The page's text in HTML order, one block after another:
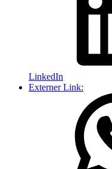
LinkedIn
Externer Link: